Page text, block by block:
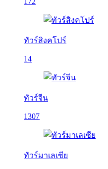
ทัวร์สิงคโปร์
14
ทัวร์จีน
1307
ทัวร์มาเลเซีย